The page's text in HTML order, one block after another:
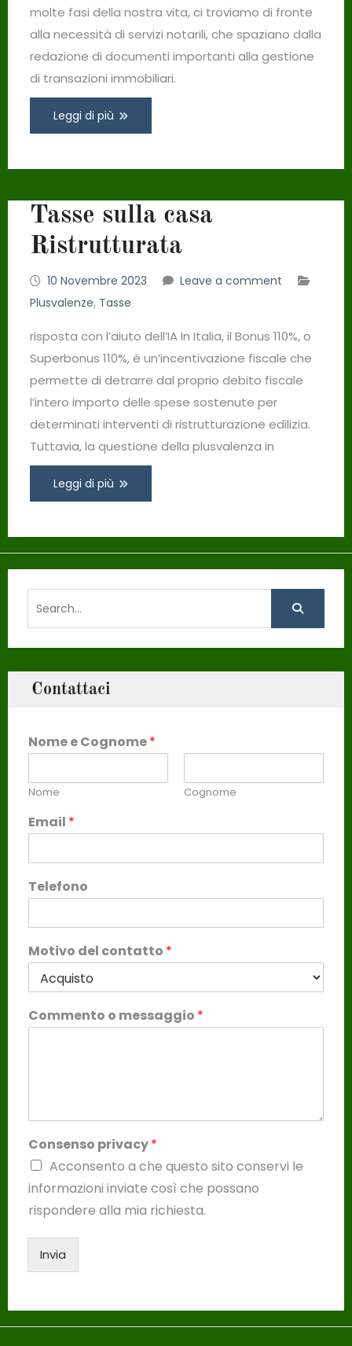
molte fasi della nostra vita, ci troviamo di fronte
alla necessità di servizi notarili, che spaziano dalla
redazione di documenti importanti alla gestione
di transazioni immobiliari.
Leggi di più
Tasse sulla casa
Ristrutturata
10 Novembre 2023
Leave a comment
Plusvalenze, Tasse
risposta con l’aiuto dell’IA In Italia, il Bonus 110%, o
Superbonus 110%, è un’incentivazione fiscale che
permette di detrarre dal proprio debito fiscale
l’intero importo delle spese sostenute per
determinati interventi di ristrutturazione edilizia.
Tuttavia, la questione della plusvalenza in
Leggi di più
Contattaci
Nome e Cognome*
Nome Cognome
Email *
Telefono
Motivo del contatto *
Commento o messaggio *
Consenso privacy*
Acconsento a che questo sito conservi le
informazioni inviate così che possano
rispondere alla mia richiesta.
Invia